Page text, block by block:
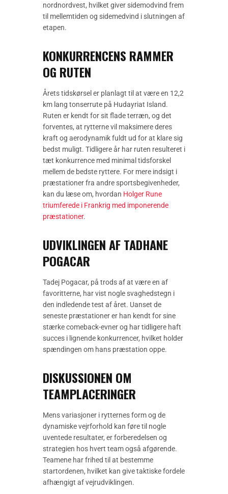
nordnordvest, hvilket giver sidemodvind frem
til mellemtiden og sidemedvind i slutningen af
etapen.
KONKURRENCENS RAMMER
OG RUTEN
Årets tidskørsel er planlagt til at være en 12,2
km lang tonserrute på Hudayriat Island.
Ruten er kendt for sit flade terræn, og det
forventes, at rytterne vil maksimere deres
kraft og aerodynamik fuldt ud for at klare sig
bedst muligt. Tidligere år har ruten resulteret i
tæt konkurrence med minimal tidsforskel
mellem de bedste ryttere. For mere indsigt i
præstationer fra andre sportsbegivenheder,
kan du læse om, hvordan Holger Rune
triumferede i Frankrig med imponerende
præstationer.
UDVIKLINGEN AF TADHANE
POGACAR
Tadej Pogacar, på trods af at være en af
favoritterne, har vist nogle svaghedstegn i
den indledende test af året. Uanset de
seneste præstationer er han kendt for sine
stærke comeback-evner og har tidligere haft
succes i lignende konkurrencer, hvilket holder
spændingen om hans præstation oppe.
DISKUSSIONEN OM
TEAMPLACERINGER
Mens variasjoner i rytternes form og de
dynamiske vejrforhold kan føre til nogle
uventede resultater, er forberedelsen og
strategien hos hvert team også afgørende.
Teamene har frihed til at bestemme
startordenen, hvilket kan give taktiske fordele
afhængigt af vejrudviklingen.